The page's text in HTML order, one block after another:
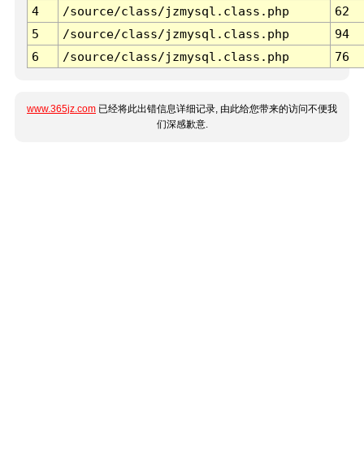
4
/source/class/jzmysql.class.php
62
5
/source/class/jzmysql.class.php
94
6
/source/class/jzmysql.class.php 76
www.365jz.com 已经将此出错信息详细记录, 由此给您带来的访问不便我
们深感歉意.